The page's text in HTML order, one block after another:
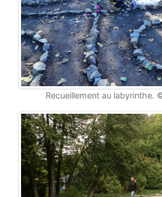
Recueillement au labyrinthe.